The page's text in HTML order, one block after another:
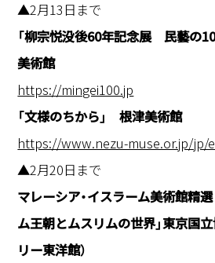
▲2月13日まで
「柳宗悦没後60年記念展 民藝の
美術館
https://mingei100.jp
「文様のちから」 根津美術館
https://www.nezu-muse.or.jp/jp/
▲2月20日まで
マレーシア・イスラーム美術館精
ム王朝とムスリムの世界」東京国
リー東洋館）